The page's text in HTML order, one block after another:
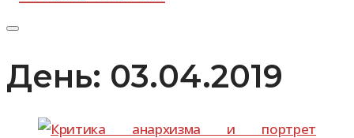
День: 03.04.2019